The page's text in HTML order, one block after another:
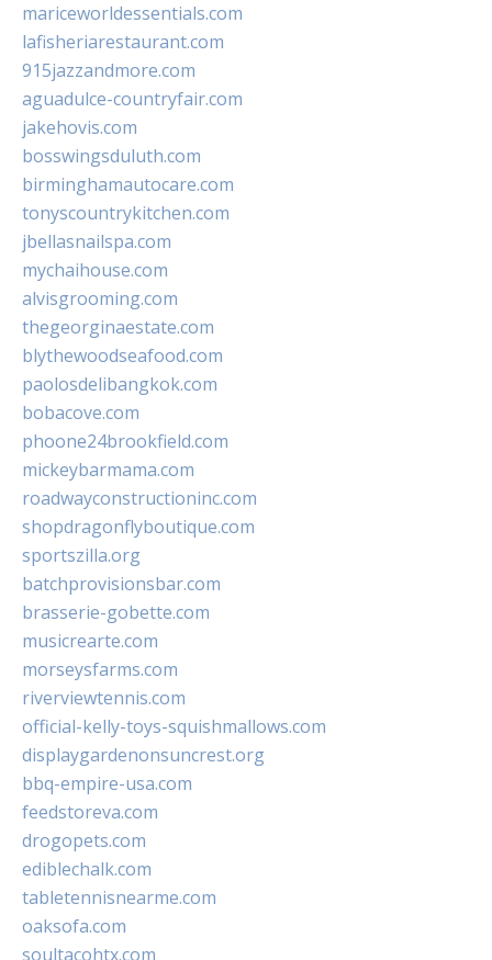
mariceworldessentials.com
lafisheriarestaurant.com
915jazzandmore.com
aguadulce-countryfair.com
jakehovis.com
bosswingsduluth.com
birminghamautocare.com
tonyscountrykitchen.com
jbellasnailspa.com
mychaihouse.com
alvisgrooming.com
thegeorginaestate.com
blythewoodseafood.com
paolosdelibangkok.com
bobacove.com
phoone24brookfield.com
mickeybarmama.com
roadwayconstructioninc.com
shopdragonflyboutique.com
sportszilla.org
batchprovisionsbar.com
brasserie-gobette.com
musicrearte.com
morseysfarms.com
riverviewtennis.com
official-kelly-toys-squishmallows.com
displaygardenonsuncrest.org
bbq-empire-usa.com
feedstoreva.com
drogopets.com
ediblechalk.com
tabletennisnearme.com
oaksofa.com
soultacohtx.com